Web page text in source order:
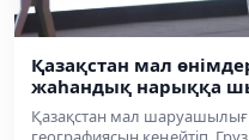
Қазақстан мал
жаһандық нарыққа
Қазақстан мал